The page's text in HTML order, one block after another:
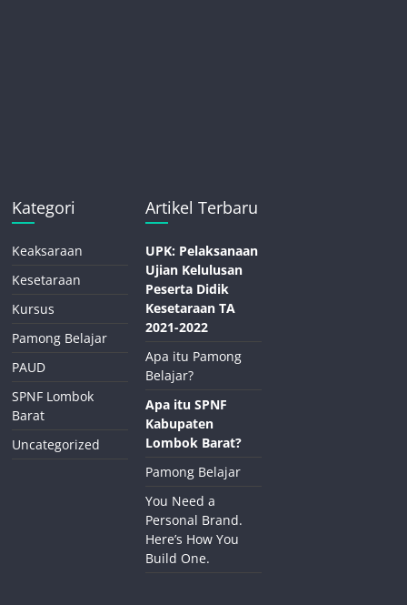
Kategori
Keaksaraan
Kesetaraan
Kursus
Pamong Belajar
PAUD
SPNF Lombok
Barat
Uncategorized
Artikel Terbaru
UPK: Pelaksanaan
Ujian Kelulusan
Peserta Didik
Kesetaraan TA
2021-2022
Apa itu Pamong
Belajar?
Apa itu SPNF
Kabupaten
Lombok Barat?
Pamong Belajar
You Need a
Personal Brand.
Here’s How You
Build One.